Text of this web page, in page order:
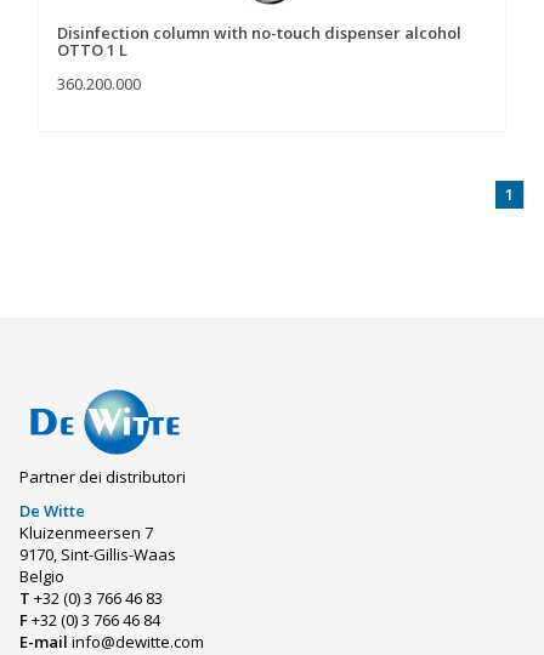
Disinfection column with no-touch dispenser alcohol
OTTO 1 L
360.200.000
1
Partner dei distributori
De Witte
Kluizenmeersen 7
9170, Sint-Gillis-Waas
Belgio
T +32 (0) 3 766 46 83
F+32 (0) 3 766 46 84
E-mail info@dewitte.com